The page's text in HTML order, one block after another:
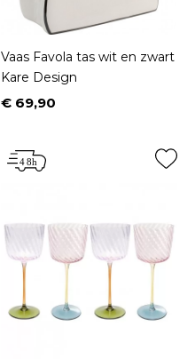
Vaas Favola tas wit en zwart
Kare Design
Prijs
€ 69,90